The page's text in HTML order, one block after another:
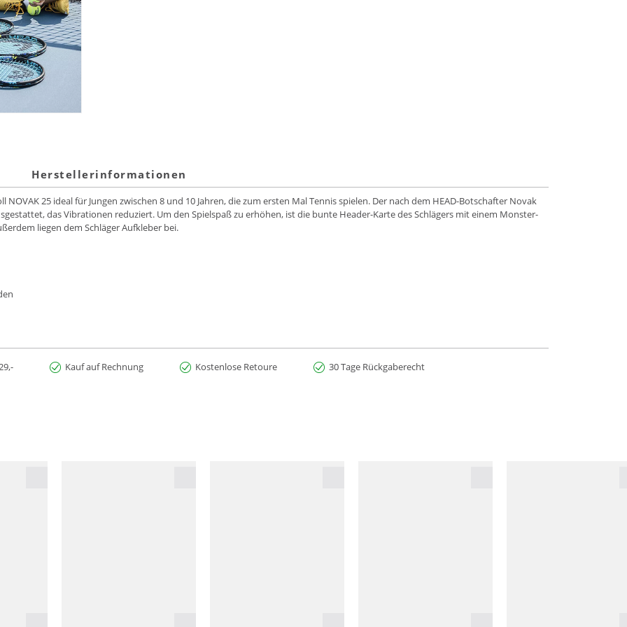
Herstellerinformationen
25 ideal für Jungen zwischen 8 und 10 Jahren, die zum ersten Mal Tennis spielen. Der nach dem HEAD-Botschafter Novak
das Vibrationen reduziert. Um den Spielspaß zu erhöhen, ist die bunte Header-Karte des Schlägers mit einem Monster-
liegen dem Schläger Aufkleber bei.
Kauf auf Rechnung Kostenlose Retoure 30 Tage Rückgaberecht